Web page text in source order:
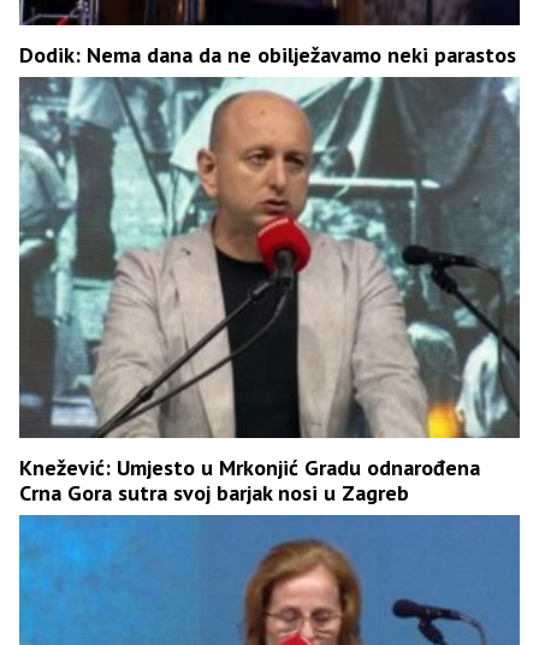
Dodik: Nema dana da ne obilježavamo neki parastos
Knežević: Umjesto u Mrkonjić Gradu odnarođena
Crna Gora sutra svoj barjak nosi u Zagreb